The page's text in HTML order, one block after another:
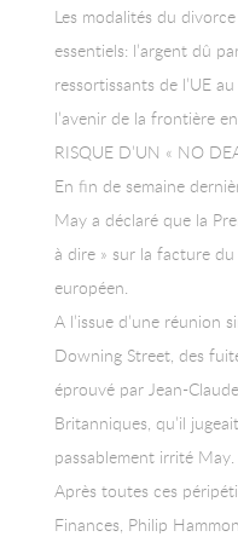
Les modalités du
essentiels: l’argent dû
ressortissants de l’UE
l’avenir de la frontière
RISQUE D’UN « NO
En fin de semaine
May a déclaré que la
à dire » sur la facture
européen.
A l’issue d’une réunion
Downing Street, des
éprouvé par Jean-
Britanniques, qu’il
passablement irrité May.
Après toutes ces
Finances, Philip